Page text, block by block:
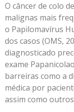
O câncer de colo
malignas mais
o Papilomavírus
dos casos (OMS,
diagnosticado
exame
barreiras como a
médica por
assim como